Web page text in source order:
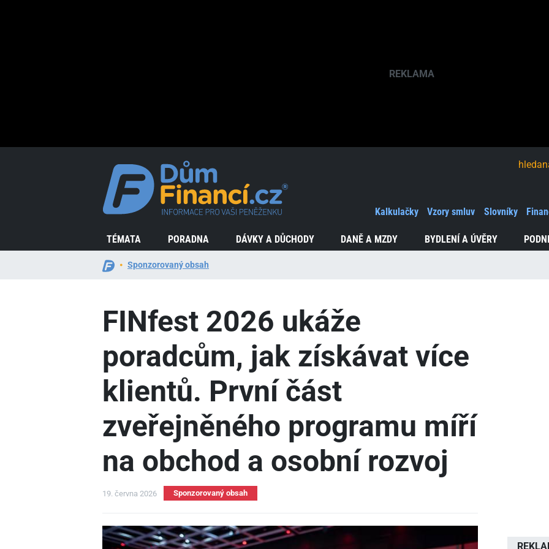
TÉMATA PORADNA DÁVKY A DŮCHODY DANĚ A MZDY BYDLENÍ A ÚVĚRY
Kalkulačky Vzory smluv Slovníky
Sponzorovaný obsah
FINfest 2026 ukáže
poradcům, jak získávat více
klientů. První část
zveřejněného programu míří
na obchod a osobní rozvoj
19. června 2026 Sponzorovaný obsah